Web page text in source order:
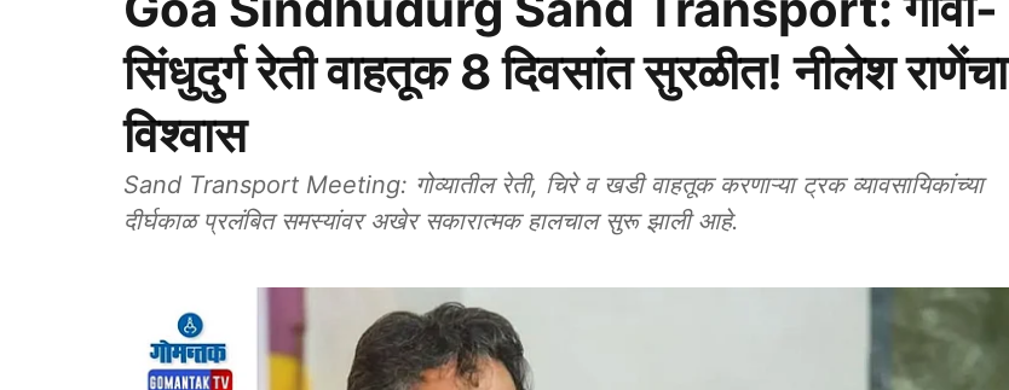
सिंधुदुर्ग रेती वाहतूक 8 दिवसांत सुरळीत! नीलेश राणेंचा
विश्‍‍वास
Sand Transport Meeting: गोव्यातील रेती, चिरे व खडी वाहतूक करणाऱ्या ट्रक व्यावसायिकांच्या
दीर्घकाळ प्रलंबित समस्यांवर अखेर सकारात्मक हालचाल सुरू झाली आहे.